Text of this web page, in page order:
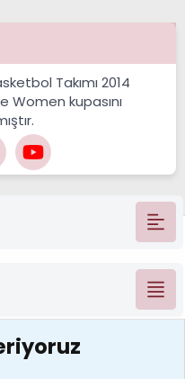
Takımı 2014
Women kupasını